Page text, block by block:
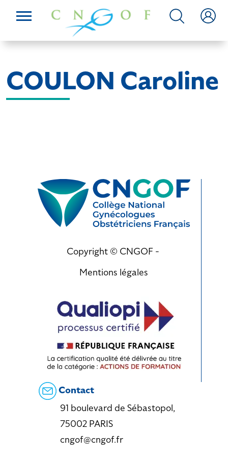
COULON Caroline
Copyright © CNGOF -
Mentions légales
Contact
91 boulevard de Sébastopol,
75002 PARIS
cngof@cngof.fr